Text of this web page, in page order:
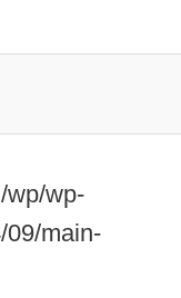
wp/wp-
09/main-